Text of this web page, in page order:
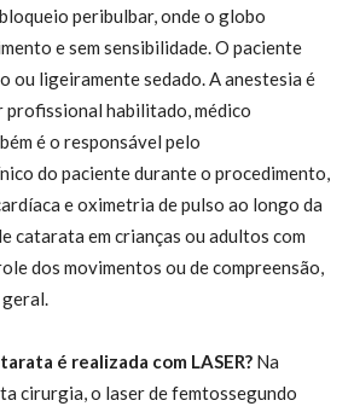
peribulbar, onde o globo
e sem sensibilidade. O paciente
ou ligeiramente sedado. A anestesia é
profissional habilitado, médico
é o responsável pelo
do paciente durante o procedimento,
e oximetria de pulso ao longo da
catarata em crianças ou adultos com
dos movimentos ou de compreensão,
geral.
é realizada com LASER? Na
cirurgia, o laser de femtossegundo